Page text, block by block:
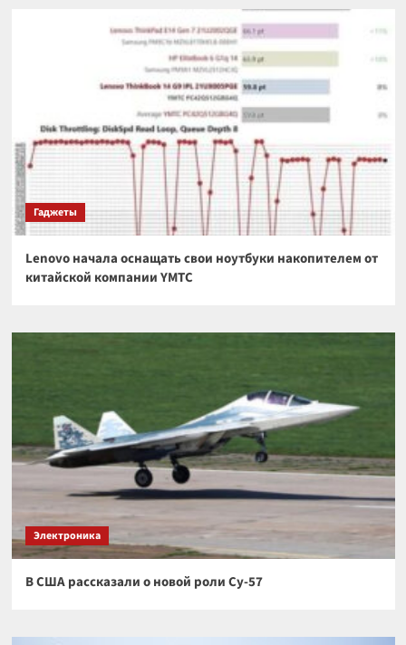
Гаджеты
Lenovo начала оснащать свои ноутбуки накопителем от
китайской компании YMTC
Электроника
В США рассказали о новой роли Су-57